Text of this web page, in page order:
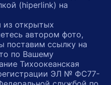
(hiperlink) на
из открытых
автором фото,
поставим ссылку на
по Вашему
Тихоокеанская
ЭЛ № ФС77-